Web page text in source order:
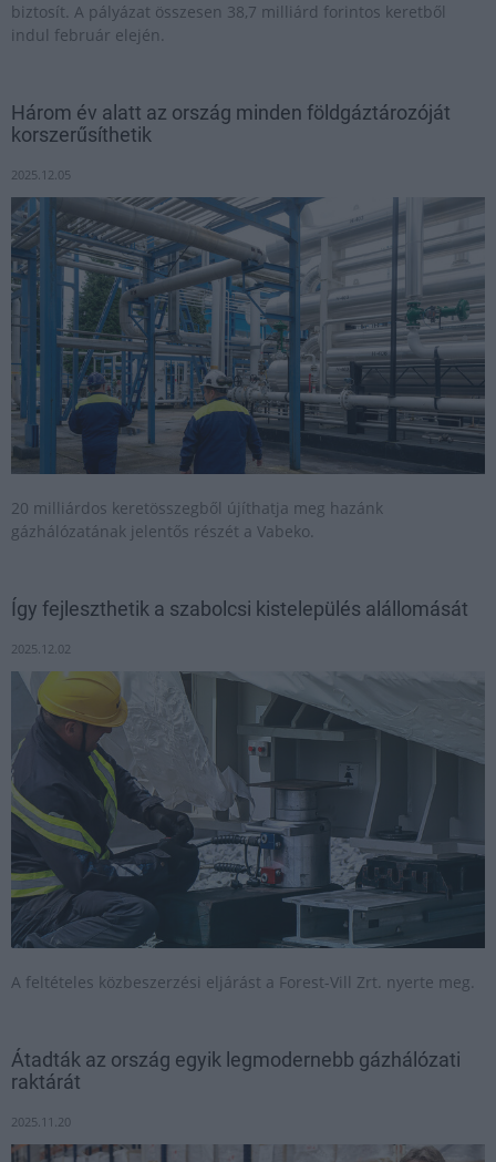
biztosít. A pályázat összesen 38,7 milliárd forintos keretből
indul február elején.
Három év alatt az ország minden földgáztározóját
korszerűsíthetik
2025.12.05
20 milliárdos keretösszegből újíthatja meg hazánk
gázhálózatának jelentős részét a Vabeko.
Így fejleszthetik a szabolcsi kistelepülés alállomását
2025.12.02
A feltételes közbeszerzési eljárást a Forest-Vill Zrt. nyerte meg.
Átadták az ország egyik legmodernebb gázhálózati
raktárát
2025.11.20